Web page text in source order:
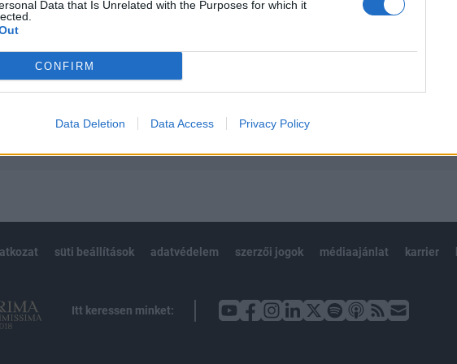
Data that Is Unrelated with the Purposes for which it
CONFIRM
Data Deletion Data Access Privacy Policy
cikkarchívum
elmúlt 2 év napon belüli
Előfizetés
süti beállítások adatvédelem szerzői jogok médiaajánlat karrier
Itt keressen minket: